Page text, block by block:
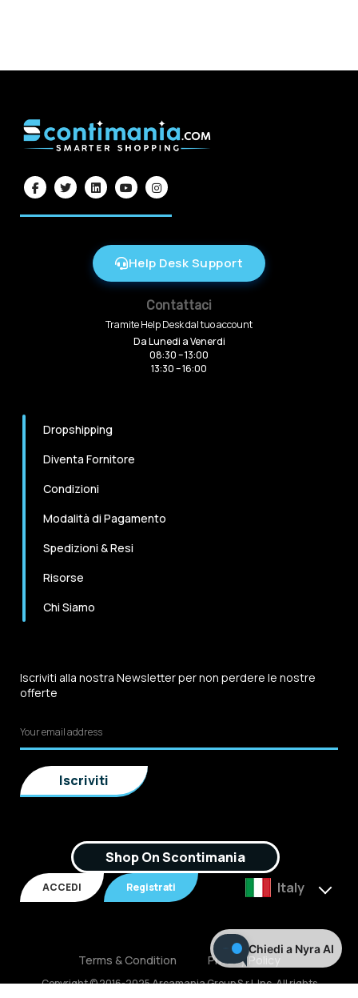
Chiedi a Nyra AI
Help Desk Support
Contattaci
Tramite Help Desk dal tuo account
Da Lunedi a Venerdi
08:30 – 13:00
13:30 – 16:00
Dropshipping
Diventa Fornitore
Condizioni
Modalità di Pagamento
Spedizioni & Resi
Risorse
Chi Siamo
Iscriviti alla nostra Newsletter per non perdere le nostre
offerte
Shop On Scontimania
ACCEDI Registrati Italy
Copyright © 2016-2025 Arcamania Group S.r.l, Inc. All rights
Terms & Condition Privacy Policy